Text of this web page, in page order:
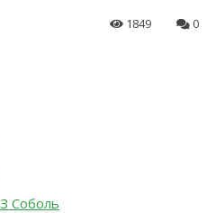
1849 0
Соболь